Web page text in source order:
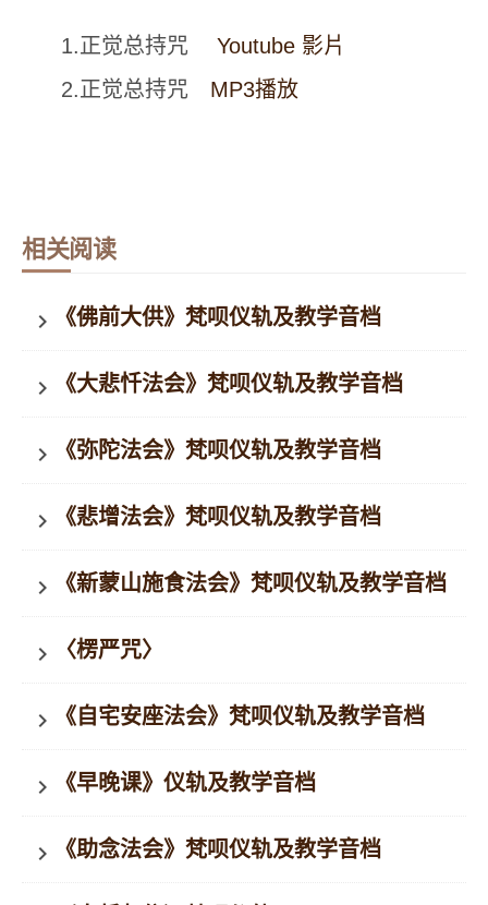
1.正觉总持咒 Youtube 影片
2.正觉总持咒 MP3播放
相关阅读
keyboard_arrow_right 《佛前大供》梵呗仪轨及教学音档
keyboard_arrow_right 《大悲忏法会》梵呗仪轨及教学音档
keyboard_arrow_right 《弥陀法会》梵呗仪轨及教学音档
keyboard_arrow_right 《悲增法会》梵呗仪轨及教学音档
keyboard_arrow_right 《新蒙山施食法会》梵呗仪轨及教学音档
keyboard_arrow_right 〈楞严咒〉
keyboard_arrow_right 《自宅安座法会》梵呗仪轨及教学音档
keyboard_arrow_right 《早晚课》仪轨及教学音档
keyboard_arrow_right 《助念法会》梵呗仪轨及教学音档